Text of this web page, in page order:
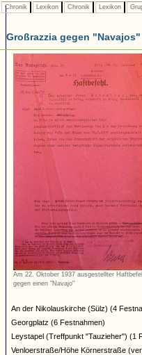
Chronik Lexikon Chronik Lexikon
Großrazzia gegen "Navajos"
Am 22. Oktober 1937 ausgestellter
gegen einen "Navajo"
An der Nikolauskirche (Sülz) (4
Georgplatz (6 Festnahmen)
Leystapel (Treffpunkt "Tauzieher") (1
Venloerstraße/Höhe Körnerstraße